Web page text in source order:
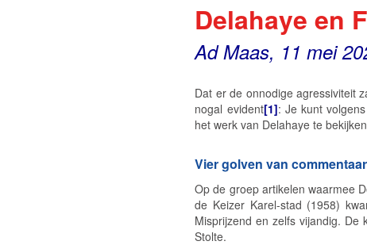
Delahaye en
Ad Maas, 11 mei
Dat er de onnodige agressiviteit
nogal evident[1]: Je kunt
het werk van Delahaye te
Vier golven van commentaar
Op de groep artikelen waarmee
de Keizer Karel-stad (1958)
Misprijzend en zelfs vijandig. De
Stolte.